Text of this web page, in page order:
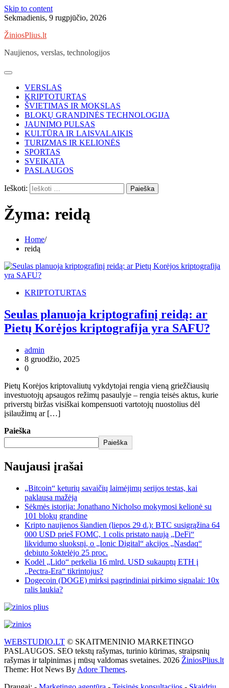
Skip to content
Sekmadienis, 9 rugpjūčio, 2026
ŽiniosPlius.lt
Naujienos, verslas, technologijos
VERSLAS
KRIPTOTURTAS
ŠVIETIMAS IR MOKSLAS
BLOKŲ GRANDINĖS TECHNOLOGIJA
JAUNIMO PULSAS
KULTŪRA IR LAISVALAIKIS
TURIZMAS IR KELIONĖS
SPORTAS
SVEIKATA
PASLAUGOS
Ieškoti:
Žyma: reidą
Home
reidą
KRIPTOTURTAS
Seulas planuoja kriptografinį reidą: ar
Pietų Korėjos kriptografija yra SAFU?
admin
8 gruodžio, 2025
0
Pietų Korėjos kriptovaliutų vykdytojai rengia vieną griežčiausių
investuotojų apsaugos režimų pasaulyje – rengia teisės aktus, kurie
priverstų biržas visiškai kompensuoti vartotojų nuostolius dėl
įsilaužimų ar […]
Paieška
Paieška
Naujausi įrašai
„Bitcoin“ keturių savaičių laimėjimų serijos testas, kai
paklausa mažėja
Sėkmės istorija: Jonathano Nicholso mokymosi kelionė su
101 blokų grandine
Kripto naujienos šiandien (liepos 29 d.): BTC susigrąžina 64
000 USD prieš FOMC, 1 colis pristato naują „DeFi“
likvidumo sluoksnį, o „Ionic Digital“ akcijos „Nasdaq“
debiuto šoktelėjo 25 proc.
Kodėl „Lido“ perkelia 16 mlrd. USD sukauptų ETH į
„Pectra-Era“ tikrintojus?
Dogecoin (DOGE) mirksi pagrindiniai pirkimo signalai: 10x
ralis laukia?
WEBSTUDIO.LT © SKAITMENINIO MARKETINGO
PASLAUGOS. SEO tekstų rašymas, turinio kūrimas, straipsnių
rašymas ir talpinimas į mūsų valdomas svetaines. 2026 ŽiniosPlius.lt
Theme: Hot News By Adore Themes.